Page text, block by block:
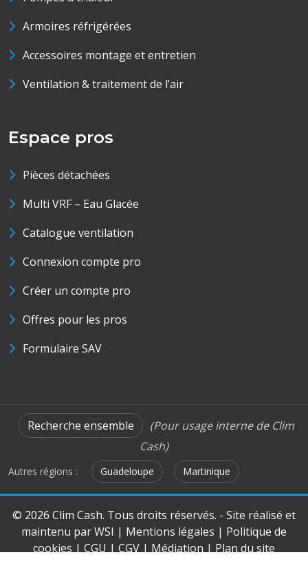
Armoires réfrigérées
Accessoires montage et entretien
Ventilation & traitement de l’air
Espace pros
Pièces détachées
Multi VRF – Eau Glacée
Catalogue ventilation
Connexion compte pro
Créer un compte pro
Offres pour les pros
Formulaire SAV
Recherche ensemble
(Pour usage interne de Clim
Cash)
Autres régions : Guadeloupe Martinique
© 2026 Clim Cash. Tous droits réservés. - Site réalisé et
maintenu parWSI | Mentions légales | Politique de
cookies | CGU | CGV | Médiation | Plan du site